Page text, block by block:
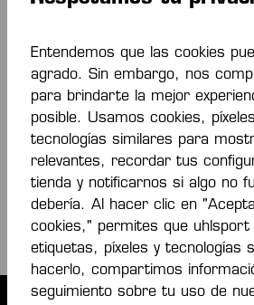
Lo más destacado: El
limitado a solo 625 paresen
número personal queda grabado
Consigue ahora tu par único.
Entendemos que las cookies
agrado. Sin embargo, nos
para brindarte la mejor
posible. Usamos cookies,
tecnologías similares para
relevantes, recordar tus
tienda y notificarnos si algo no
debería. Al hacer clic en
cookies," permites que uhlsport
etiquetas, píxeles y tecnologías
hacerlo, compartimos
seguimiento sobre tu uso de